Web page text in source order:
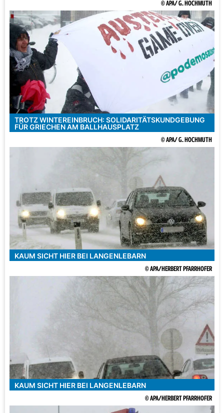
© APA/ G. HOCHMUTH
TROTZ WINTEREINBRUCH: SOLIDARITÄTSKUNDGEBUNG
FÜR GRIECHEN AM BALLHAUSPLATZ
© APA/ G. HOCHMUTH
KAUM SICHT HIER BEI LANGENLEBARN
© APA/HERBERT PFARRHOFER
KAUM SICHT HIER BEI LANGENLEBARN
© APA/HERBERT PFARRHOFER